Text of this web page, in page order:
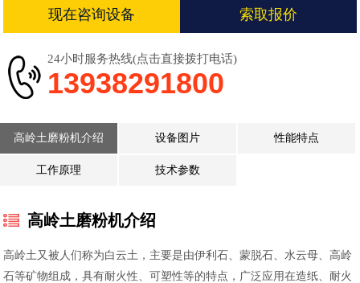
现在咨询设备 索取报价
24小时服务热线(点击直接拨打电话)
13938291800
高岭土磨粉机介绍 设备图片 性能特点
工作原理 技术参数
高岭土磨粉机介绍
高岭土又被人们称为白云土，主要是由伊利石、蒙脱石、水云母、高岭
石等矿物组成，具有耐火性、可塑性等的特点，广泛应用在造纸、耐火